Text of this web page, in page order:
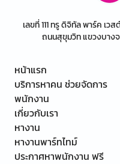
เลขที่ 111 ทรู ดิจิทัล พาร์ค เว
ถนนสุขุมวิท แขวงบาง
หน้าแรก
บริการหาคน ช่วยจัดการ
พนักงาน
เกี่ยวกับเรา
หางาน
หางานพาร์ทไทม์
ประกาศหาพนักงาน ฟรี